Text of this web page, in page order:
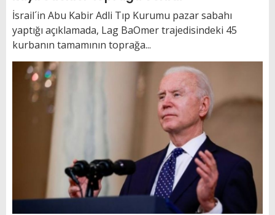
İsrail´in Abu Kabir Adli Tıp Kurumu pazar sabahı
yaptığı açıklamada, Lag BaOmer trajedisindeki 45
kurbanın tamamının toprağa...